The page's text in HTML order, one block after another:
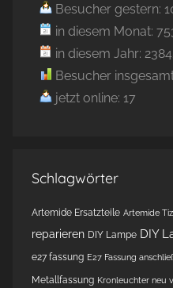
Besucher gestern:
in diesem Monat:
in diesem Jahr:
Besucher
jetzt online: 17
Schlagwörter
Artemide Ersatzteile Artemide
reparieren DIY Lampe DIY
e27 fassung E27 Fassung
Metallfassung Kronleuchter neu